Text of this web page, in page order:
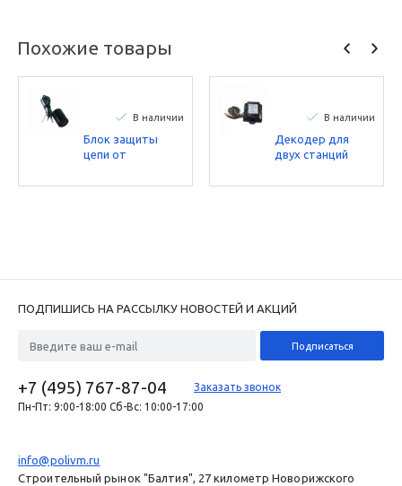
Похожие товары
В наличии
Блок защиты
цепи от
Toro
В наличии
Декодер для
двух станций
соленоида 9 В
ПОДПИШИСЬ НА РАССЫЛКУ НОВОСТЕЙ И АКЦИЙ
+7 (495) 767-87-04
Заказать звонок
Пн-Пт: 9:00-18:00 Сб-Вс: 10:00-17:00
info@polivm.ru
Строительный рынок "Балтия", 27 километр Новорижского